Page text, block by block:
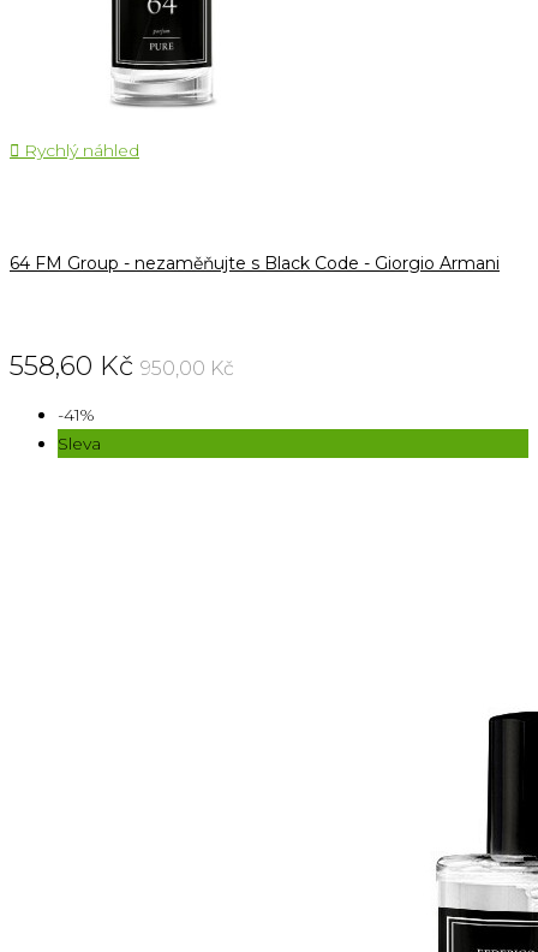
 Rychlý náhled
64 FM Group - nezaměňujte s Black Code - Giorgio Armani
558,60 Kč 950,00 Kč
-41%
Sleva